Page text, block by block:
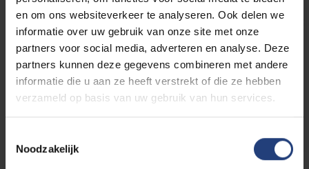
en om ons websiteverkeer te analyseren. Ook delen we
informatie over uw gebruik van onze site met onze
partners voor social media, adverteren en analyse. Deze
partners kunnen deze gegevens combineren met andere
informatie die u aan ze heeft verstrekt of die ze hebben
verzameld op basis van uw gebruik van hun services.
Noodzakelijk
18/05
-
2027
Taaltesten
ITNA - 18 mei 2027
ACTO Taaltesten
Locaties taaltesten